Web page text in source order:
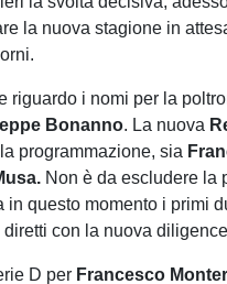
la nuova stagione in
riguardo i nomi per la
Bonanno. La nuova
programmazione, sia
Non è da escludere la
in questo momento i primi
con la nuova
D per Francesco